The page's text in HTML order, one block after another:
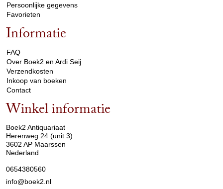
Persoonlijke gegevens
Favorieten
Informatie
FAQ
Over Boek2 en Ardi Seij
Verzendkosten
Inkoop van boeken
Contact
Winkel informatie
Boek2 Antiquariaat
Herenweg 24 (unit 3)
3602 AP Maarssen
Nederland
0654380560
info@boek2.nl